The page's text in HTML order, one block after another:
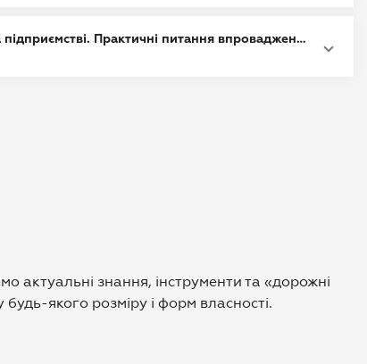
Практичні питання впровадження
знання, інструменти та «дорожні
якого розміру і форм власності.